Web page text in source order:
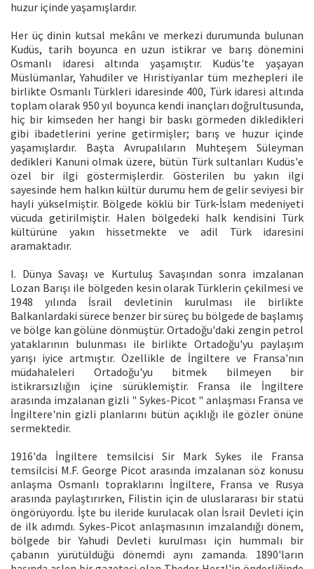
huzur içinde yaşamışlardır.
Her üç dinin kutsal mekânı ve merkezi durumunda bulunan
Kudüs, tarih boyunca en uzun istikrar ve barış dönemini
Osmanlı idaresi altında yaşamıştır. Kudüs'te yaşayan
Müslümanlar, Yahudiler ve Hıristiyanlar tüm mezhepleri ile
birlikte Osmanlı Türkleri idaresinde 400, Türk idaresi altında
toplam olarak 950 yıl boyunca kendi inançları doğrultusunda,
hiç bir kimseden her hangi bir baskı görmeden dikledikleri
gibi ibadetlerini yerine getirmişler; barış ve huzur içinde
yaşamışlardır. Başta Avrupalıların Muhteşem Süleyman
dedikleri Kanuni olmak üzere, bütün Türk sultanları Kudüs'e
özel bir ilgi göstermişlerdir. Gösterilen bu yakın ilgi
sayesinde hem halkın kültür durumu hem de gelir seviyesi bir
hayli yükselmiştir. Bölgede köklü bir Türk-İslam medeniyeti
vücuda getirilmiştir. Halen bölgedeki halk kendisini Türk
kültürüne yakın hissetmekte ve adil Türk idaresini
aramaktadır.
I. Dünya Savaşı ve Kurtuluş Savaşından sonra imzalanan
Lozan Barışı ile bölgeden kesin olarak Türklerin çekilmesi ve
1948 yılında İsrail devletinin kurulması ile birlikte
Balkanlardaki sürece benzer bir süreç bu bölgede de başlamış
ve bölge kan gölüne dönmüştür. Ortadoğu'daki zengin petrol
yataklarının bulunması ile birlikte Ortadoğu'yu paylaşım
yarışı iyice artmıştır. Özellikle de İngiltere ve Fransa'nın
müdahaleleri Ortadoğu'yu bitmek bilmeyen bir
istikrarsızlığın içine sürüklemiştir. Fransa ile İngiltere
arasında imzalanan gizli " Sykes-Picot " anlaşması Fransa ve
İngiltere'nin gizli planlarını bütün açıklığı ile gözler önüne
sermektedir.
1916'da İngiltere temsilcisi Sir Mark Sykes ile Fransa
temsilcisi M.F. George Picot arasında imzalanan söz konusu
anlaşma Osmanlı topraklarını İngiltere, Fransa ve Rusya
arasında paylaştırırken, Filistin için de uluslararası bir statü
öngörüyordu. İşte bu ileride kurulacak olan İsrail Devleti için
de ilk adımdı. Sykes-Picot anlaşmasının imzalandığı dönem,
bölgede bir Yahudi Devleti kurulması için hummalı bir
çabanın yürütüldüğü dönemdi aynı zamanda. 1890'ların